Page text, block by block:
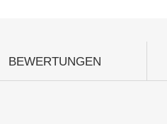
BEWERTUNGEN